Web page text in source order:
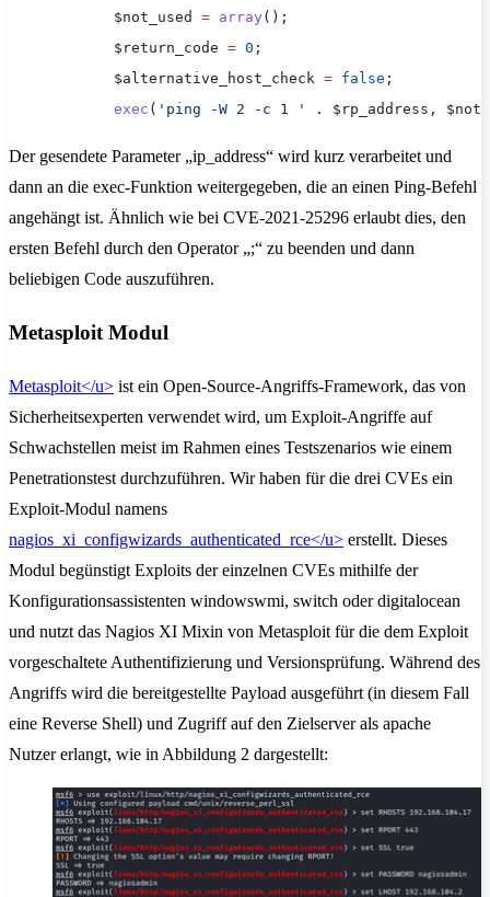
            $not_used
= array ();
            $return_code
= 0 ;
            $alternative_host_check
= false ;
            exec
( 'ping -W 2 -c 1 ' . $rp_address,
Der gesendete Parameter „ip_address“ wird kurz verarbeitet und
dann an die exec-Funktion weitergegeben, die an einen Ping-Befehl
angehängt ist. Ähnlich wie bei CVE-2021-25296 erlaubt dies, den
ersten Befehl durch den Operator „;“ zu beenden und dann
beliebigen Code auszuführen.
Metasploit Modul
Metasploit</u> ist ein Open-Source-Angriffs-Framework, das von
Sicherheitsexperten verwendet wird, um Exploit-Angriffe auf
Schwachstellen meist im Rahmen eines Testszenarios wie einem
Penetrationstest durchzuführen. Wir haben für die drei CVEs ein
Exploit-Modul namens
nagios _xi_configwizards_authenticated_rce</u> erstellt. Dieses
Modul begünstigt Exploits der einzelnen CVEs mithilfe der
Konfigurationsassistenten windowswmi, switch oder digitalocean
und nutzt das Nagios XI Mixin von Metasploit für die dem Exploit
vorgeschaltete Authentifizierung und Versionsprüfung. Während des
Angriffs wird die bereitgestellte Payload ausgeführt (in diesem Fall
eine Reverse Shell) und Zugriff auf den Zielserver als apache
Nutzer erlangt, wie in Abbildung 2 dargestellt: